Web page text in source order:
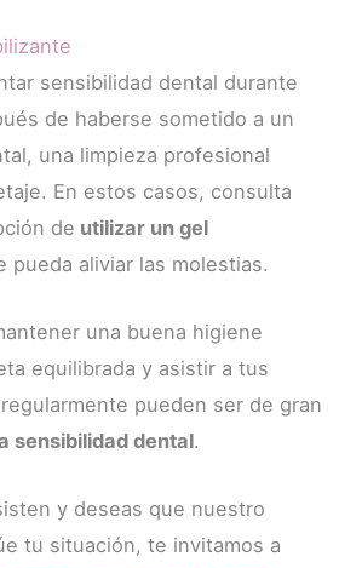
sensibilidad dental durante
de haberse sometido a un
una limpieza profesional
En estos casos, consulta
de utilizar un gel
pueda aliviar las molestias.
una buena higiene
equilibrada y asistir a tus
pueden ser de gran
sensibilidad dental.
y deseas que nuestro
tu situación, te invitamos a